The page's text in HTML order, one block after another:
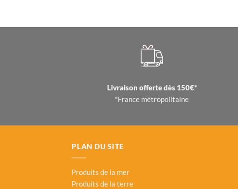
Livraison offerte dès 150€*
*France métropolitaine
PLAN DU SITE
Produits de la mer
Produits de la terre